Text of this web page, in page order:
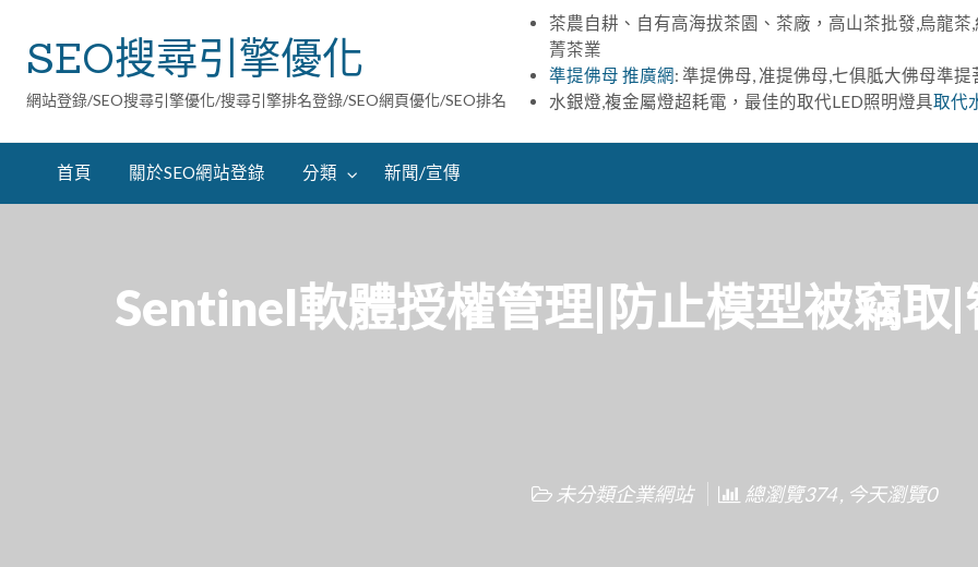
SEO搜尋引擎優化
網站登錄/SEO搜尋引擎優化/搜尋引擎排名登錄/SEO網頁優化/SEO排名
茶農自耕、自有高海拔茶園、茶廠，高山茶批發,烏龍茶
菁茶業
準提佛母 推廣網: 準提佛母, 准提佛母,七俱胝大佛母準
水銀燈,複金屬燈超耗電，最佳的取代LED照明燈具取代
首頁 關於SEO網站登錄 分類 新聞/宣傳
Sentinel軟體授權管理|防止模型被竊取
未分類企業網站 總瀏覽374 , 今天瀏覽0